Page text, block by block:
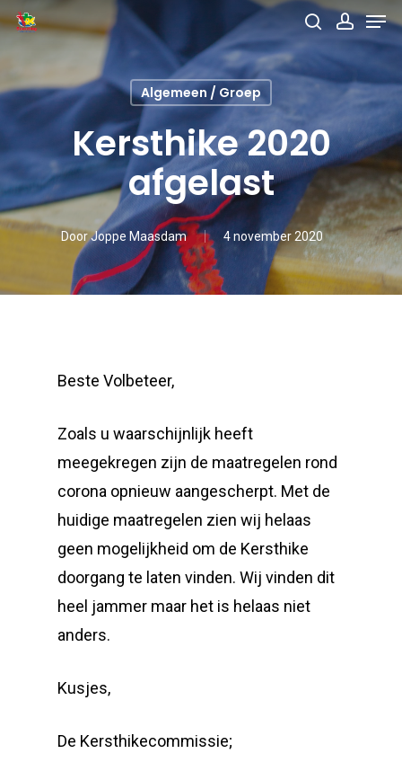
Skip
content
search
Algemeen / Groep
Kersthike 2020
afgelast
DoorJoppe Maasdam 4 november 2020
Beste Volbeteer,
Zoals u waarschijnlijk heeft
meegekregen zijn de maatregelen rond
corona opnieuw aangescherpt. Met de
huidige maatregelen zien wij helaas
geen mogelijkheid om de Kersthike
doorgang te laten vinden. Wij vinden dit
heel jammer maar het is helaas niet
anders.
Kusjes,
De Kersthikecommissie;